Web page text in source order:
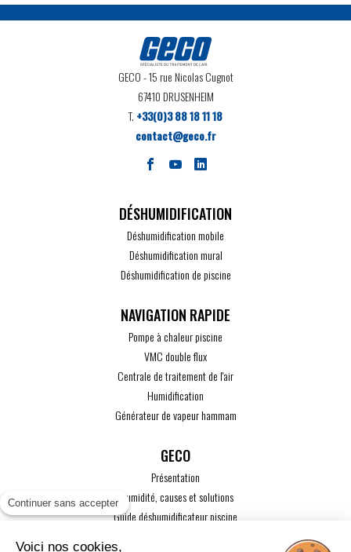
Continuer sans accepter
Voici nos cookies,
GECO- 15 rue Nicolas Cugnot
67410 DRUSENHEIM
T. +33(0)3 88 18 11 18
contact@geco.fr
DÉSHUMIDIFICATION
Déshumidification mobile
Déshumidification mural
Déshumidification de piscine
Pompe à chaleur piscine
VMC double flux
Centrale de traitement de l'air
Humidification
Générateur de vapeur hammam
GECO
Présentation
L'humidité, causes et solutions
Guide déshumidificateur piscine